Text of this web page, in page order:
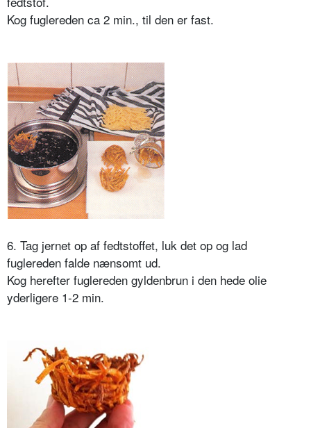
Kog fuglereden ca 2 min., til den er fast.
6. Tag jernet op af fedtstoffet, luk det op og lad
fuglereden falde nænsomt ud.
Kog herefter fuglereden gyldenbrun i den hede olie
yderligere 1-2 min.